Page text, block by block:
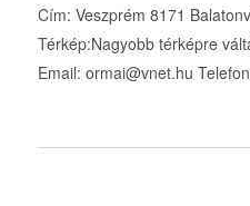
Cím: Veszprém 8171
Térkép:Nagyobb térképre
Email: ormai@vnet.hu